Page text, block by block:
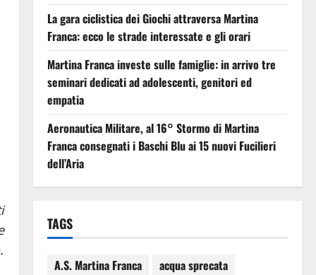
La gara ciclistica dei Giochi attraversa Martina
Franca: ecco le strade interessate e gli orari
Martina Franca investe sulle famiglie: in arrivo tre
seminari dedicati ad adolescenti, genitori ed
empatia
Aeronautica Militare, al 16° Stormo di Martina
Franca consegnati i Baschi Blu ai 15 nuovi Fucilieri
dell’Aria
TAGS
A.S. Martina Franca
acqua sprecata